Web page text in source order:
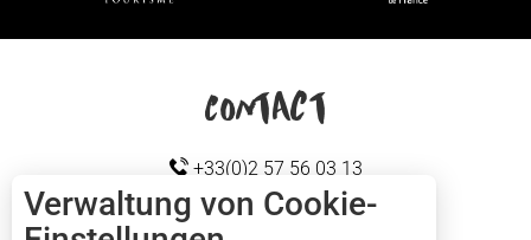
Contact
+33(0)2 57 56 03 13
Verwaltung von Cookie-